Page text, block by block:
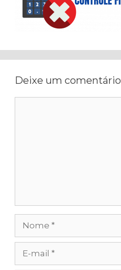
Deixe um comentário
mail